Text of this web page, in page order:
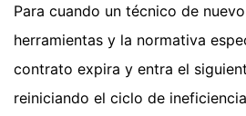
Para cuando un técnico de
herramientas y la normativa
contrato expira y entra el
reiniciando el ciclo de